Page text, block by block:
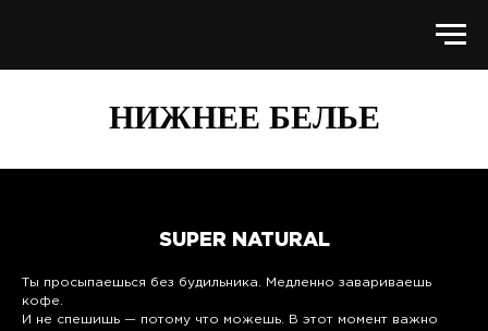
НИЖНЕЕ БЕЛЬЕ
SUPER NATURAL
Ты просыпаешься без будильника. Медленно завариваешь
кофе.
И не спешишь — потому что можешь. В этот момент важно